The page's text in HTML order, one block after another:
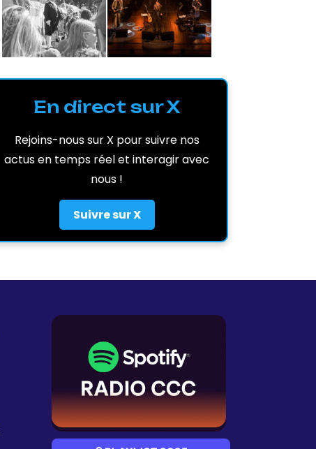
En direct sur X
Rejoins-nous sur X pour suivre nos
actus en temps réel et interagir avec
nous !
Suivre sur X